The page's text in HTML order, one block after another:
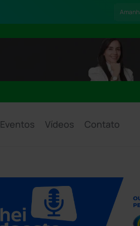
Eventos Vídeos Contato